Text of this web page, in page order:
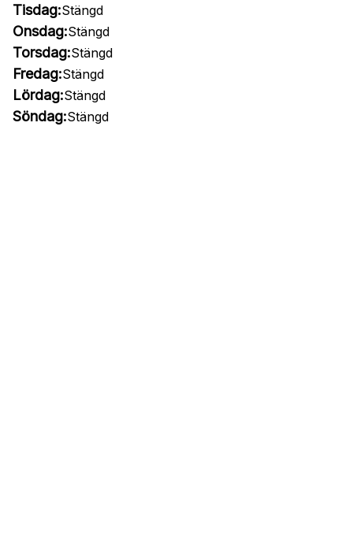
Tisdag:Stängd
Onsdag:Stängd
Torsdag:Stängd
Fredag:Stängd
Lördag:Stängd
Söndag:Stängd